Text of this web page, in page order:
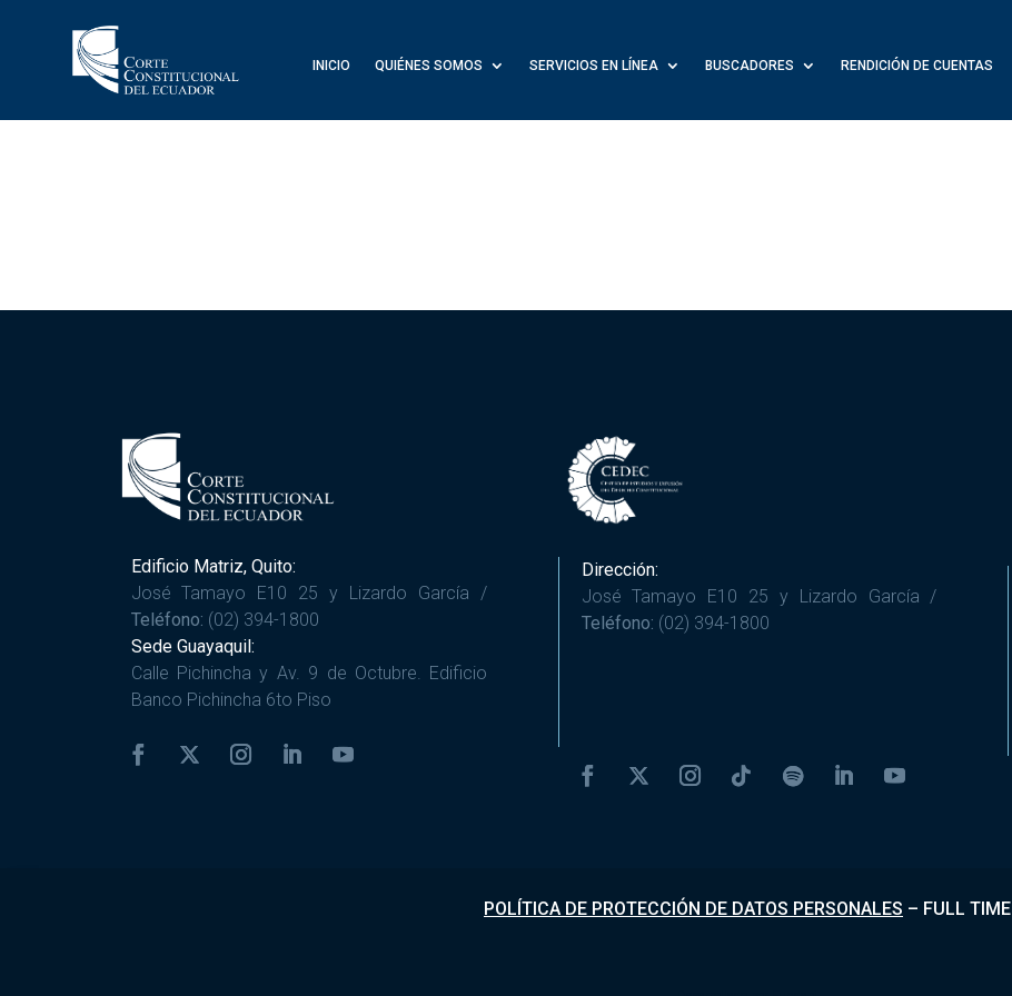
INICIO QUIÉNES SOMOS SERVICIOS EN LÍNEA BUSCADORES RENDICIÓN DE CUENTAS
Edificio Matriz, Quito:
José Tamayo E10 25 y Lizardo García /
Teléfono: (02) 394-1800
Sede Guayaquil:
Calle Pichincha y Av. 9 de Octubre. Edificio
Banco Pichincha 6to Piso
Dirección:
José Tamayo E10 25 y Lizardo García /
Teléfono: (02) 394-1800
POLÍTICA DE PROTECCIÓN DE DATOS PERSONALES – FULL TIME